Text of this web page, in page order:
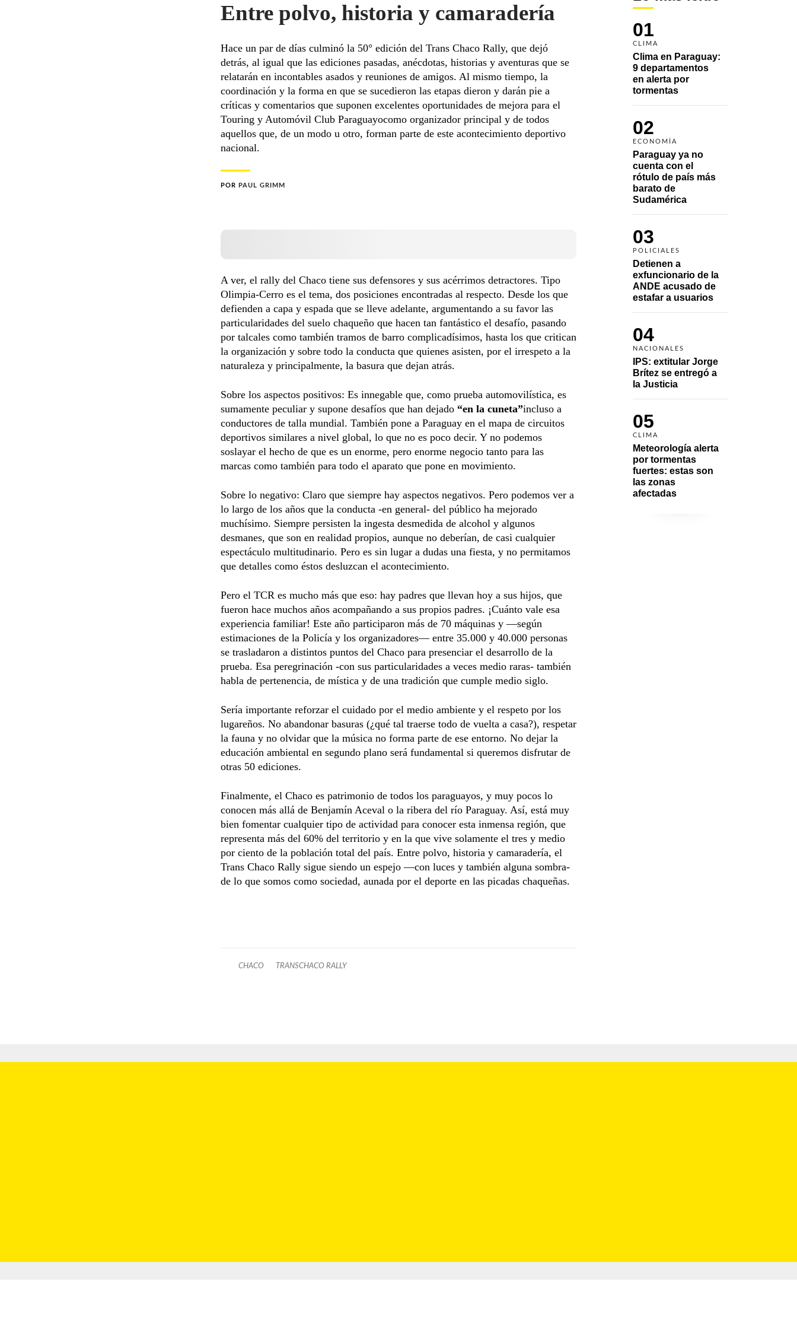
01
CLIMA
Clima en Paraguay:
9 departamentos
en alerta por
tormentas
02
ECONOMÍA
Paraguay ya no
cuenta con el
rótulo de país más
barato de
Sudamérica
03
POLICIALES
Detienen a
exfuncionario de la
ANDE acusado de
estafar a usuarios
04
NACIONALES
IPS: extitular Jorge
Brítez se entregó a
la Justicia
05
CLIMA
Meteorología alerta
por tormentas
fuertes: estas son
las zonas
afectadas
Entre polvo, historia y camaradería
Hace un par de días culminó la 50° edición del Trans Chaco Rally, que dejó
detrás, al igual que las ediciones pasadas, anécdotas, historias y aventuras que se
relatarán en incontables asados y reuniones de amigos. Al mismo tiempo, la
coordinación y la forma en que se sucedieron las etapas dieron y darán pie a
críticas y comentarios que suponen excelentes oportunidades de mejora para el
Touring y Automóvil Club Paraguayocomo organizador principal y de todos
aquellos que, de un modo u otro, forman parte de este acontecimiento deportivo
nacional.
POR PAUL GRIMM
A ver, el rally del Chaco tiene sus defensores y sus acérrimos detractores. Tipo
Olimpia-Cerro es el tema, dos posiciones encontradas al respecto. Desde los que
defienden a capa y espada que se lleve adelante, argumentando a su favor las
particularidades del suelo chaqueño que hacen tan fantástico el desafío, pasando
por talcales como también tramos de barro complicadísimos, hasta los que critican
la organización y sobre todo la conducta que quienes asisten, por el irrespeto a la
naturaleza y principalmente, la basura que dejan atrás.
Sobre los aspectos positivos: Es innegable que, como prueba automovilística, es
sumamente peculiar y supone desafíos que han dejado “en la cuneta”incluso a
conductores de talla mundial. También pone a Paraguay en el mapa de circuitos
deportivos similares a nivel global, lo que no es poco decir. Y no podemos
soslayar el hecho de que es un enorme, pero enorme negocio tanto para las
marcas como también para todo el aparato que pone en movimiento.
Sobre lo negativo: Claro que siempre hay aspectos negativos. Pero podemos ver a
lo largo de los años que la conducta -en general- del público ha mejorado
muchísimo. Siempre persisten la ingesta desmedida de alcohol y algunos
desmanes, que son en realidad propios, aunque no deberían, de casi cualquier
espectáculo multitudinario. Pero es sin lugar a dudas una fiesta, y no permitamos
que detalles como éstos desluzcan el acontecimiento.
Pero el TCR es mucho más que eso: hay padres que llevan hoy a sus hijos, que
fueron hace muchos años acompañando a sus propios padres. ¡Cuánto vale esa
experiencia familiar! Este año participaron más de 70 máquinas y —según
estimaciones de la Policía y los organizadores— entre 35.000 y 40.000 personas
se trasladaron a distintos puntos del Chaco para presenciar el desarrollo de la
prueba. Esa peregrinación -con sus particularidades a veces medio raras- también
habla de pertenencia, de mística y de una tradición que cumple medio siglo.
Sería importante reforzar el cuidado por el medio ambiente y el respeto por los
lugareños. No abandonar basuras (¿qué tal traerse todo de vuelta a casa?), respetar
la fauna y no olvidar que la música no forma parte de ese entorno. No dejar la
educación ambiental en segundo plano será fundamental si queremos disfrutar de
otras 50 ediciones.
Finalmente, el Chaco es patrimonio de todos los paraguayos, y muy pocos lo
conocen más allá de Benjamín Aceval o la ribera del río Paraguay. Así, está muy
bien fomentar cualquier tipo de actividad para conocer esta inmensa región, que
representa más del 60% del territorio y en la que vive solamente el tres y medio
por ciento de la población total del país. Entre polvo, historia y camaradería, el
Trans Chaco Rally sigue siendo un espejo —con luces y también alguna sombra-
de lo que somos como sociedad, aunada por el deporte en las picadas chaqueñas.
CHACO TRANSCHACO RALLY